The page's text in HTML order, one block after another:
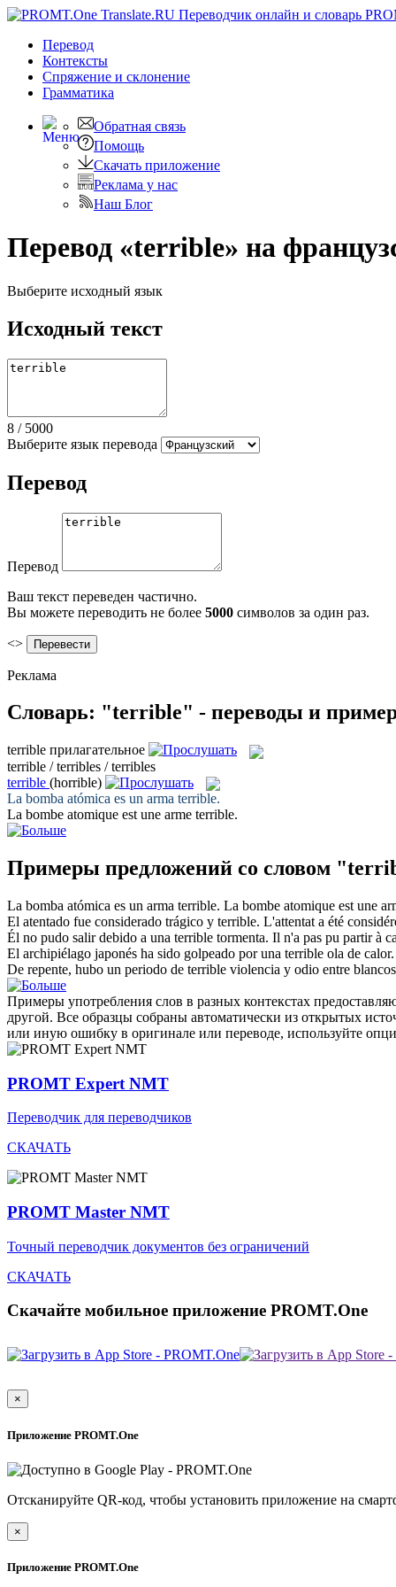
Перевод
Контексты
Спряжение и склонение
Грамматика
Обратная связь
Помощь
Скачать приложение
Реклама у нас
Наш Блог
Перевод «terrible» на
Выберите исходный язык
Исходный текст
8 / 5000
Выберите язык перевода
Перевод
Перевод
Ваш текст переведен частично.
Вы можете переводить не более 5000 символов за один раз.
<>
Реклама
Словарь: "terrible" - переводы и
terrible прилагательное
terrible / terribles / terribles
terrible (horrible)
La bomba atómica es un arma terrible.
La bombe atomique est une arme terrible.
Примеры предложений со словом
La bomba atómica es un arma terrible. La bombe atomique est une
El atentado fue considerado trágico y terrible. L'attentat a été
Él no pudo salir debido a una terrible tormenta. Il n'a pas pu partir à
El archipiélago japonés ha sido golpeado por una terrible ola de calor.
De repente, hubo un periodo de terrible violencia y odio entre
Примеры употребления слов в разных контекстах
другой. Все образцы собраны автоматически из открытых
или иную ошибку в оригинале или переводе, используйте
PROMT Expert NMT
Переводчик для переводчиков
СКАЧАТЬ
PROMT Master NMT
Точный переводчик документов без ограничений
СКАЧАТЬ
Скачайте мобильное приложение PROMT.One
×
Приложение PROMT.One
Отсканируйте QR-код, чтобы установить приложение на
×
Приложение PROMT.One